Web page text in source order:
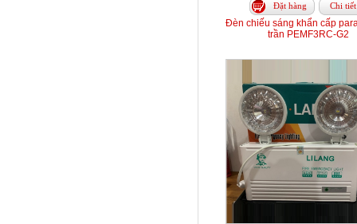
Đặt hàng Chi tiết
Đèn chiếu sáng khẩn cấp
trần PEMF3RC-G2